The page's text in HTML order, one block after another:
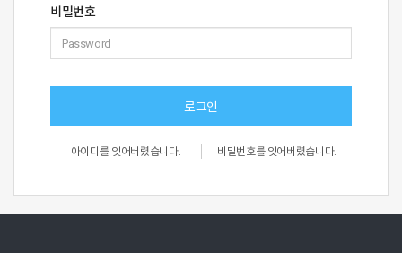
비밀번호
로그인
아이디를 잊어버렸습니다. 비밀번호를 잊어버렸습니다.